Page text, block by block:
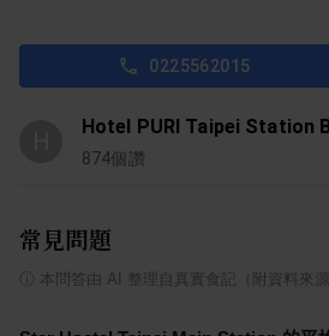
0225562015
Hotel PURI Taipei Station
874個讚
常見問題
本問答由 AI 整理自真實食記（附資料來源